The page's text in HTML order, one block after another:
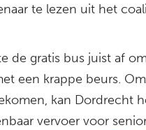
te lezen uit het
de gratis bus juist af
een krappe beurs.
kan Dordrecht
vervoer voor